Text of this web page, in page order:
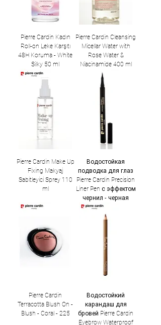
Pierre Cardin Kadın
Roll-on Leke Karşıtı
48H Koruma - White
Silky 50 ml
Pierre Cardin Cleansing
Micellar Water with
Rose Water &
Niacinamide 400 ml
Pierre Cardin Make Up
Fixing Makyaj
Sabitleyici Sprey 110
ml
Водостойкая
подводка для глаз
Pierre Cardin Precision
Liner Pen с эффектом
чернил - черная
Pierre Cardin
Terracotta Blush On -
Blush - Coral - 225
Водостойкий
карандаш для
бровей Pierre Cardin
Eyebrow Waterproof